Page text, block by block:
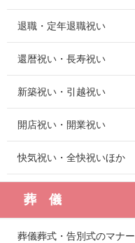
退職・定年退職祝い
還暦祝い・長寿祝い
新築祝い・引越祝い
開店祝い・開業祝い
快気祝い・全快祝いほか
葬 儀
葬儀葬式・告別式のマナー